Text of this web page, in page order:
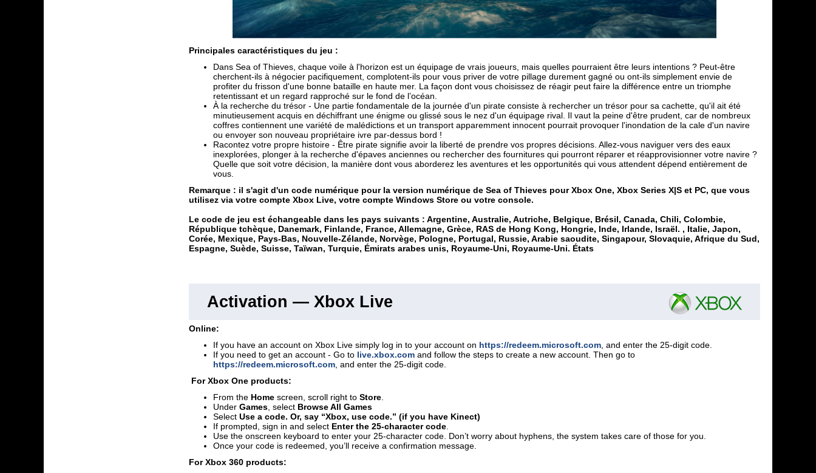
Principales caractéristiques du jeu :
Dans Sea of Thieves, chaque voile à l'horizon est un équipage de vrais joueurs, mais quelles pourraient être leurs intentions ? Peut-être
cherchent-ils à négocier pacifiquement, complotent-ils pour vous priver de votre pillage durement gagné ou ont-ils simplement envie de
profiter du frisson d'une bonne bataille en haute mer. La façon dont vous choisissez de réagir peut faire la différence entre un triomphe
retentissant et un regard rapproché sur le fond de l’océan.
À la recherche du trésor - Une partie fondamentale de la journée d'un pirate consiste à rechercher un trésor pour sa cachette, qu'il ait été
minutieusement acquis en déchiffrant une énigme ou glissé sous le nez d'un équipage rival. Il vaut la peine d'être prudent, car de nombreux
coffres contiennent une variété de malédictions et un transport apparemment innocent pourrait provoquer l'inondation de la cale d'un navire
ou envoyer son nouveau propriétaire ivre par-dessus bord !
Racontez votre propre histoire - Être pirate signifie avoir la liberté de prendre vos propres décisions. Allez-vous naviguer vers des eaux
inexplorées, plonger à la recherche d'épaves anciennes ou rechercher des fournitures qui pourront réparer et réapprovisionner votre navire ?
Quelle que soit votre décision, la manière dont vous aborderez les aventures et les opportunités qui vous attendent dépend entièrement de
vous.
Remarque : il s'agit d'un code numérique pour la version numérique de Sea of Thieves pour Xbox One, Xbox Series X|S et PC, que vous
utilisez via votre compte Xbox Live, votre compte Windows Store ou votre console.
Le code de jeu est échangeable dans les pays suivants : Argentine, Australie, Autriche, Belgique, Brésil, Canada, Chili, Colombie,
République tchèque, Danemark, Finlande, France, Allemagne, Grèce, RAS de Hong Kong, Hongrie, Inde, Irlande, Israël. , Italie, Japon,
Corée, Mexique, Pays-Bas, Nouvelle-Zélande, Norvège, Pologne, Portugal, Russie, Arabie saoudite, Singapour, Slovaquie, Afrique du Sud,
Espagne, Suède, Suisse, Taïwan, Turquie, Émirats arabes unis, Royaume-Uni, Royaume-Uni. États
Activation — Xbox Live
Online:
If you have an account on Xbox Live simply log in to your account on https://redeem.microsoft.com, and enter the 25-digit code.
If you need to get an account - Go to live.xbox.comand follow the steps to create a new account. Then go to
https://redeem.microsoft.com, and enter the 25-digit code.
For Xbox One products:
From the Homescreen, scroll right toStore.
Under Games, select Browse All Games
SelectUse a code. Or, say “Xbox, use code.” (if you have Kinect)
If prompted, sign in and select Enter the 25-character code.
Use the onscreen keyboard to enter your 25-character code. Don’t worry about hyphens, the system takes care of those for you.
Once your code is redeemed, you’ll receive a confirmation message.
For Xbox 360 products: